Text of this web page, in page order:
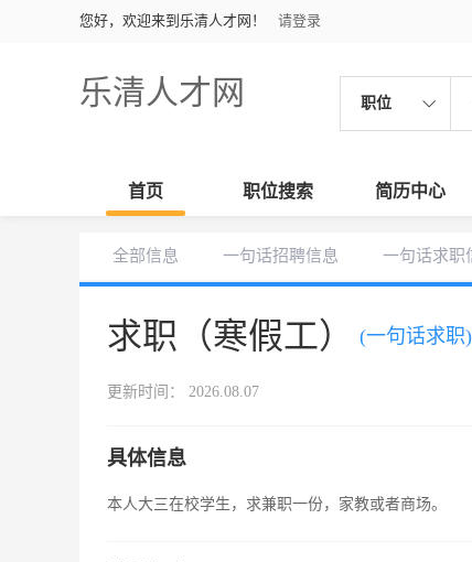
您好，欢迎来到乐清人才网！ 请登录
乐清人才网 职位
首页 职位搜索 简历中心
全部信息 一句话招聘信息 一句话求职
求职（寒假工） (一句话求职)
更新时间： 2026.08.07
具体信息
本人大三在校学生，求兼职一份，家教或者商场。